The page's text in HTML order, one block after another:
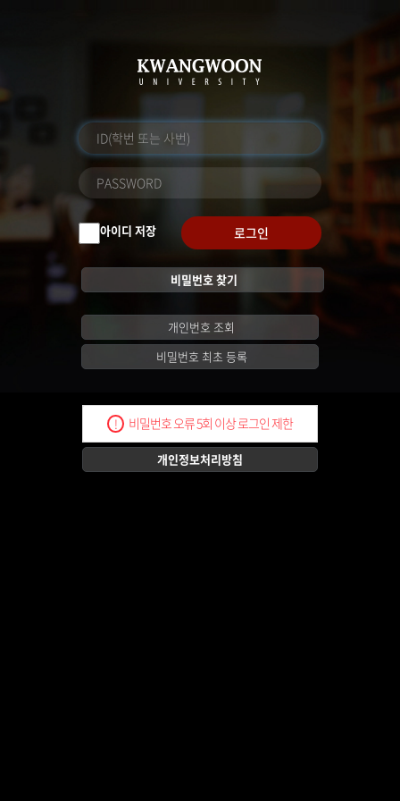
아이디 저장 로그인
비밀번호 찾기
개인번호 조회
비밀번호 최초 등록
! 비밀번호 오류 5회 이상 로그인 제한
개인정보처리방침